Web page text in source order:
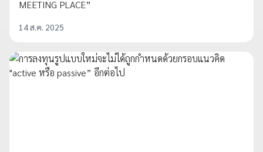
MEETING PLACE”
14 ส.ค. 2025